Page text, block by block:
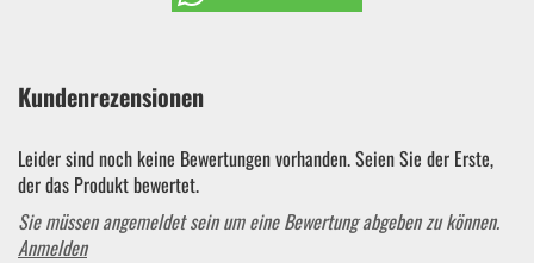
Kundenrezensionen
Leider sind noch keine Bewertungen vorhanden. Seien Sie der Erste,
der das Produkt bewertet.
Sie müssen angemeldet sein um eine Bewertung abgeben zu können.
Anmelden